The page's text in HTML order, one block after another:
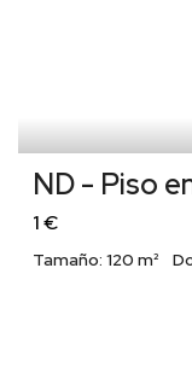
ND - Piso
1 €
Tamaño: 120 m²